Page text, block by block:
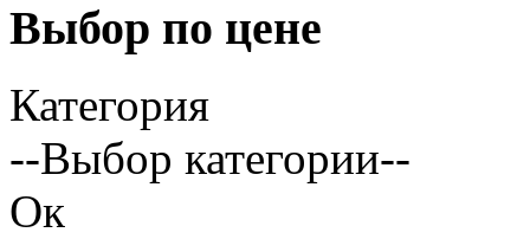
Выбор по цене
Категория
--Выбор категории--
Ок